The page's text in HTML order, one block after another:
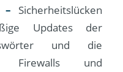
– Sicherheitslücken
Updates der
und die
Firewalls und